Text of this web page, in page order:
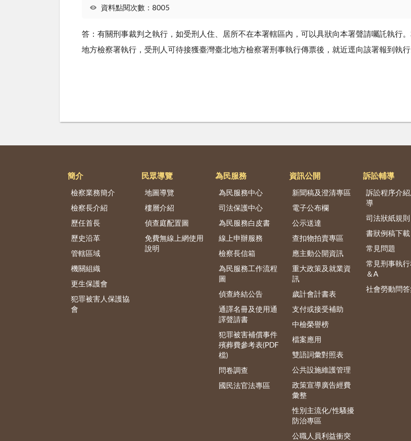
資料點閱次數：8005
答：有關刑事裁判之執行，如受刑人住、居所不在本署轄區內，可以具狀向本署聲請囑託執行
地方檢察署執行，受刑人可待接獲臺灣臺北地方檢察署刑事執行傳票後，就近逕向該署報到執行
簡介
檢察業務簡介
檢察長介紹
歷任首長
歷史沿革
管轄區域
機關組織
更生保護會
犯罪被害人保護協
會
民眾導覽
地圖導覽
樓層介紹
偵查庭配置圖
免費無線上網使用
說明
為民服務
為民服務中心
司法保護中心
為民服務白皮書
線上申辦服務
檢察長信箱
為民服務工作流程
圖
偵查終結公告
通譯名冊及使用通
譯聲請書
犯罪被害補償事件
殯葬費參考表(PDF
檔)
問卷調查
國民法官法專區
資訊公開
新聞稿及澄清專區
電子公布欄
公示送達
查扣物拍賣專區
應主動公開資訊
重大政策及就業資
訊
歲計會計書表
支付或接受補助
中檢榮譽榜
檔案應用
雙語詞彙對照表
公共設施維護管理
政策宣導廣告經費
彙整
性別主流化/性騷擾
防治專區
公職人員利益衝突
訴訟輔導
訴訟程序介
導
司法狀紙規則
書狀例稿下載
常見問題
常見刑事執
＆A
社會勞動問